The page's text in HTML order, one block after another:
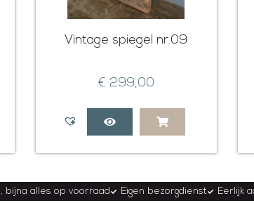
Vintage spiegel nr.09
€ 299,00
bijna alles op voorraad Eigen bezorgdienst Eerlijk